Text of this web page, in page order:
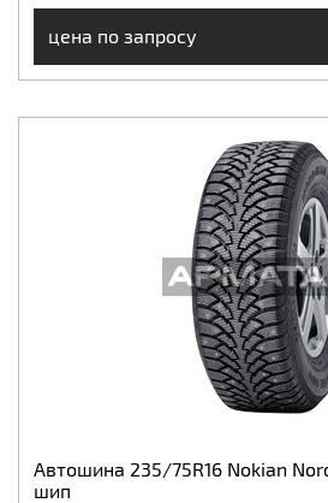
цена по запросу
Автошина 235/75R16 Nokian
шип